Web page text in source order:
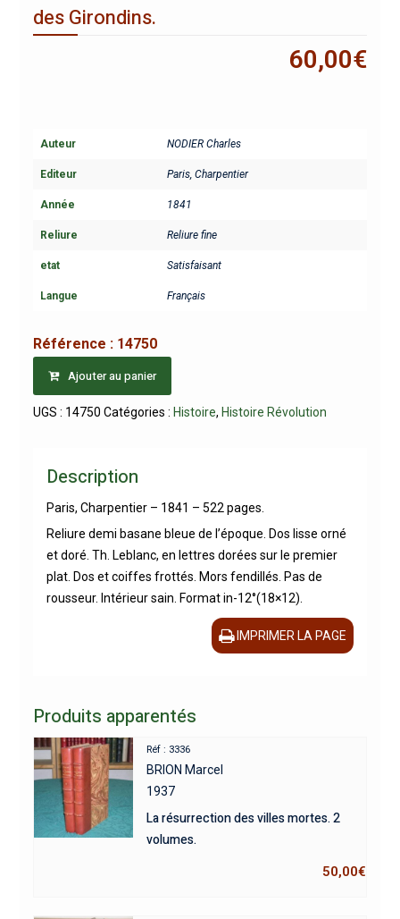
des Girondins.
60,00€
Auteur NODIER Charles
Editeur Paris, Charpentier
Année 1841
Reliure Reliure fine
etat Satisfaisant
Langue Français
Référence : 14750
Ajouter au panier
UGS : 14750 Catégories : Histoire, Histoire Révolution
Description
Paris, Charpentier – 1841 – 522 pages.
Reliure demi basane bleue de l’époque. Dos lisse orné
et doré. Th. Leblanc, en lettres dorées sur le premier
plat. Dos et coiffes frottés. Mors fendillés. Pas de
rousseur. Intérieur sain. Format in-12°(18×12).
IMPRIMER LA PAGE
Produits apparentés
Réf : 3336
BRION Marcel
1937
La résurrection des villes mortes. 2
volumes.
50,00€